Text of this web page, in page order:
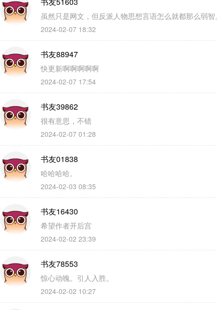
虽然只是网文，但反派人物思想言语怎么就都那么弱
2024-02-07 18:32
书友88947
快更新啊啊啊啊啊
2024-02-07 17:54
书友39862
很有意思，不错
2024-02-07 01:28
书友01838
哈哈哈哈。
2024-02-03 08:35
书友16430
希望作者开后宫
2024-02-02 23:39
书友78553
惊心动魄。引人入胜。
2024-02-02 10:27